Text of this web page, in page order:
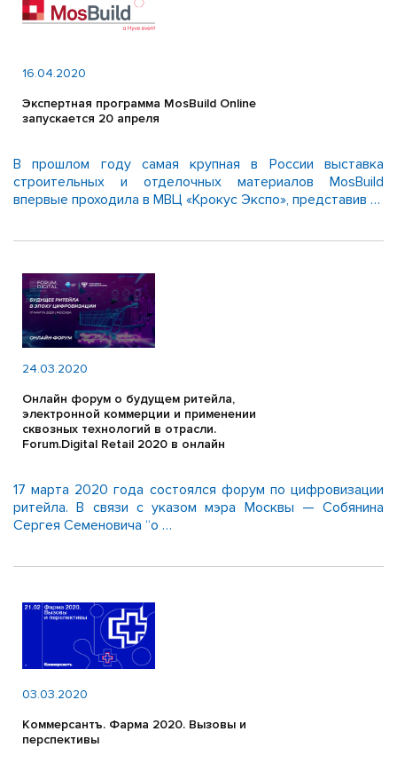
16.04.2020
Экспертная программа MosBuild Online
запускается 20 апреля
В прошлом году самая крупная в России выставка
строительных и отделочных материалов MosBuild
впервые проходила в МВЦ «Крокус Экспо», представив …
24.03.2020
Онлайн форум о будущем ритейла,
электронной коммерции и применении
сквозных технологий в отрасли.
Forum.Digital Retail 2020 в онлайн
17 марта 2020 года состоялся форум по цифровизации
ритейла. В связи с указом мэра Москвы — Собянина
Сергея Семеновича “о …
03.03.2020
Коммерсантъ. Фарма 2020. Вызовы и
перспективы